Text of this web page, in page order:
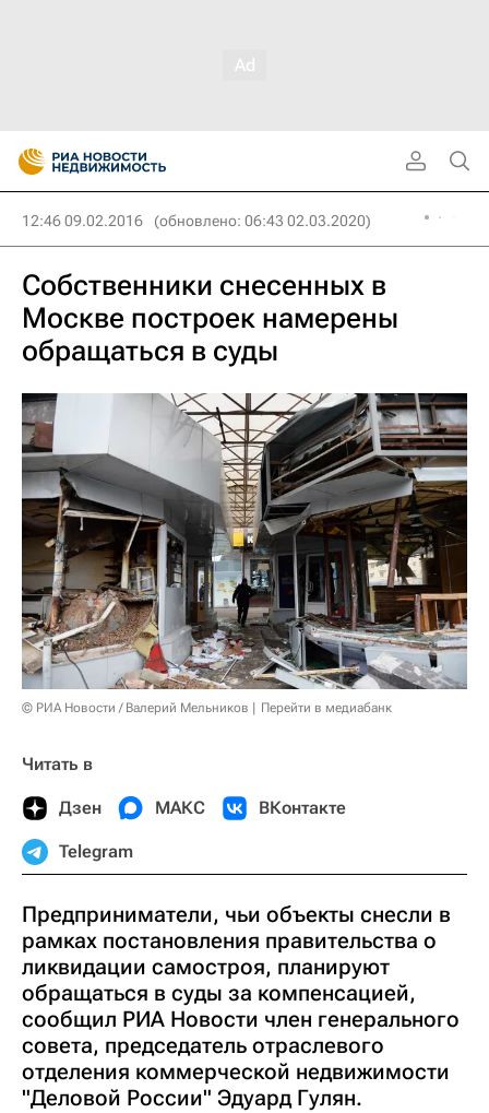
12:46 09.02.2016 (обновлено: 06:43 02.03.2020)
Собственники снесенных в
Москве построек намерены
обращаться в суды
© РИА Новости / Валерий Мельников Перейти в медиабанк
Читать в
Дзен МАКС ВКонтакте
Telegram
Предприниматели, чьи объекты снесли в
рамках постановления правительства о
ликвидации самостроя, планируют
обращаться в суды за компенсацией,
сообщил РИА Новости член генерального
совета, председатель отраслевого
отделения коммерческой недвижимости
"Деловой России" Эдуард Гулян.